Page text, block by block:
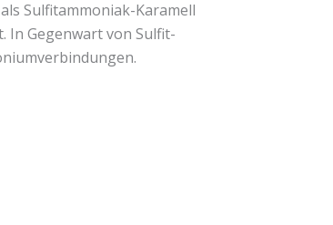
Sulfitammoniak-Karamell
In Gegenwart von Sulfit-